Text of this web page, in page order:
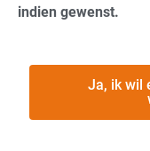
indien gewenst.
Ja, ik wil